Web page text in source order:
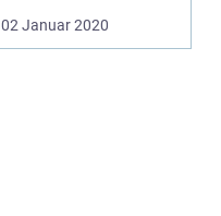
02 Januar 2020